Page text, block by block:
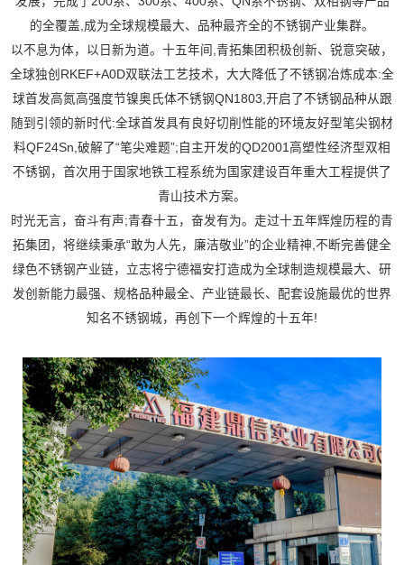
的全覆盖,成为全球规模最大、品种最齐全的不锈钢产业集群。
以不息为体，以日新为道。十五年间,青拓集团积极创新、锐意突破，
全球独创RKEF+A0D双联法工艺技术，大大降低了不锈钢冶炼成本:全
球首发高氮高强度节镍奥氏体不锈钢QN1803,开启了不锈钢品种从跟
随到引领的新时代:全球首发具有良好切削性能的环境友好型笔尖钢材
料QF24Sn,破解了“笔尖难题”;自主开发的QD2001高塑性经济型双相
不锈钢，首次用于国家地铁工程系统为国家建设百年重大工程提供了
青山技术方案。
时光无言，奋斗有声;青春十五，奋发有为。走过十五年辉煌历程的青
拓集团，将继续秉承“敢为人先，廉洁敬业”的企业精神,不断完善健全
绿色不锈钢产业链，立志将宁德福安打造成为全球制造规模最大、研
发创新能力最强、规格品种最全、产业链最长、配套设施最优的世界
知名不锈钢城，再创下一个辉煌的十五年!